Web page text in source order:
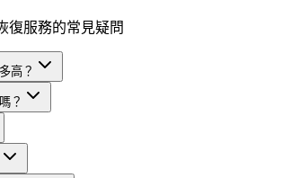
復服務的常見疑問
高？
？